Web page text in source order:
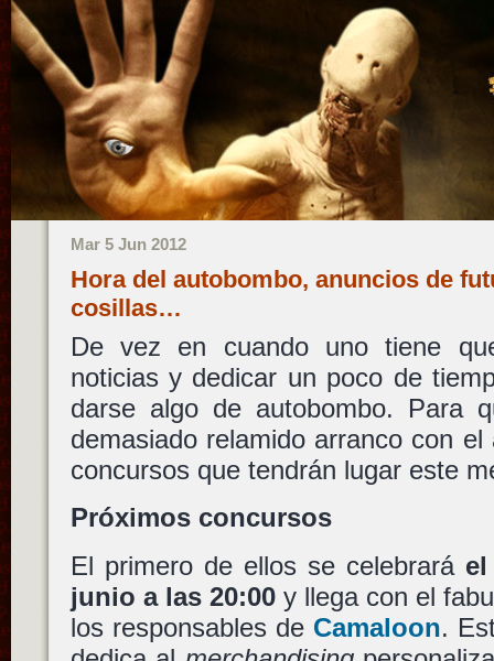
Mar 5 Jun 2012
Hora del autobombo, anuncios de
cosillas…
De vez en cuando uno tiene
noticias y dedicar un poco de
darse algo de autobombo. Para
demasiado relamido arranco con
concursos que tendrán lugar este
Próximos concursos
El primero de ellos se celebrará
junio a las 20:00y llega con el
los responsables de Camaloon.